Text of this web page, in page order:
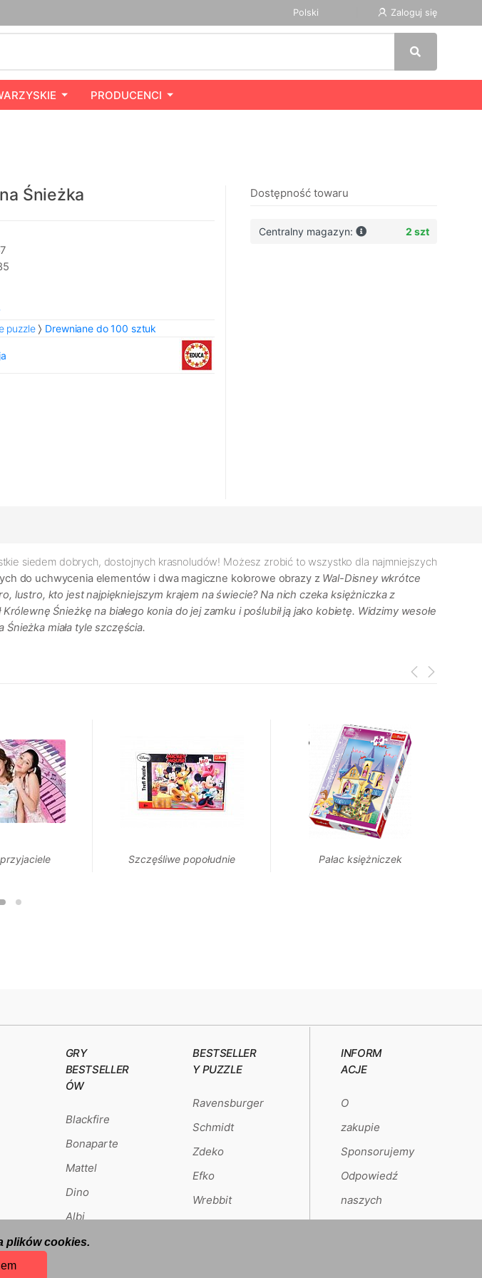
Polski Zaloguj się
PRODUCENCI
Śnieżka
puzzle Drewniane do 100 sztuk
Dostępność towaru
Centralny magazyn: 2 szt
siedem dobrych, dostojnych krasnoludów! Możesz zrobić to wszystko dla najmniejszych
do uchwycenia elementów i dwa magiczne kolorowe obrazy z Wal-Disney wkrótce
lustro, kto jest najpiękniejszym krajem na świecie?Na nich czeka księżniczka z
Śnieżkę na białego konia do jej zamku i poślubił ją jako kobietę. Widzimy wesołe
miała tyle szczęścia.
Szczęśliwe popołudnie Pałac księżniczek
GRY
BESTSELLER
ÓW
Blackfire
Bonaparte
Mattel
Dino
Albi
BESTSELLER
Y PUZZLE
Ravensburger
Schmidt
Zdeko
Efko
Wrebbit
INFORM
ACJE
O
zakupie
Sponsorujemy
Odpowiedź
naszych
klientów
plików cookies.